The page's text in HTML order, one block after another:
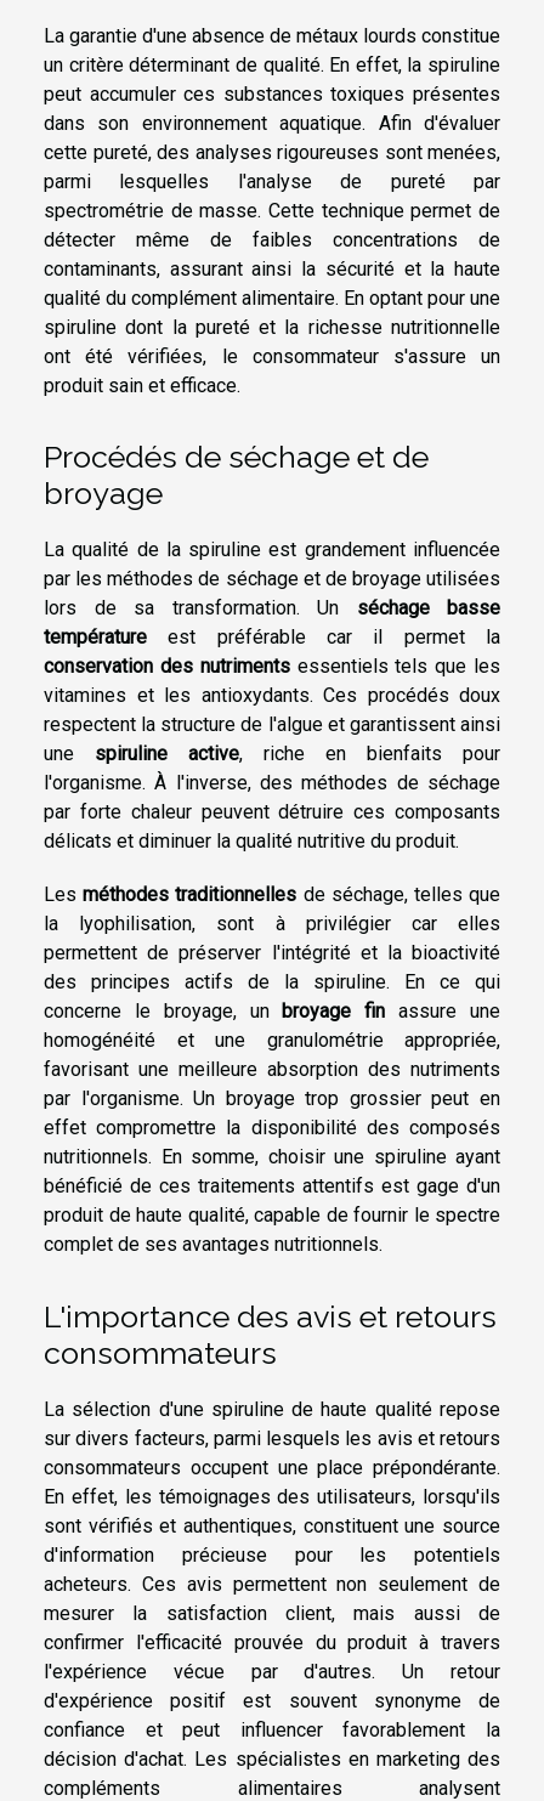
La garantie d'une absence de métaux lourds constitue
un critère déterminant de qualité. En effet, la spiruline
peut accumuler ces substances toxiques présentes
dans son environnement aquatique. Afin d'évaluer
cette pureté, des analyses rigoureuses sont menées,
parmi lesquelles l'analyse de pureté par
spectrométrie de masse. Cette technique permet de
détecter même de faibles concentrations de
contaminants, assurant ainsi la sécurité et la haute
qualité du complément alimentaire. En optant pour une
spiruline dont la pureté et la richesse nutritionnelle
ont été vérifiées, le consommateur s'assure un
produit sain et efficace.
Procédés de séchage et de
broyage
La qualité de la spiruline est grandement influencée
par les méthodes de séchage et de broyage utilisées
lors de sa transformation. Un séchage basse
température est préférable car il permet la
conservation des nutrimentsessentiels tels que les
vitamines et les antioxydants. Ces procédés doux
respectent la structure de l'algue et garantissent ainsi
une spiruline active, riche en bienfaits pour
l'organisme. À l'inverse, des méthodes de séchage
par forte chaleur peuvent détruire ces composants
délicats et diminuer la qualité nutritive du produit.
Lesméthodes traditionnelles de séchage, telles que
la lyophilisation, sont à privilégier car elles
permettent de préserver l'intégrité et la bioactivité
des principes actifs de la spiruline. En ce qui
concerne le broyage, un
broyage fin assure une
homogénéité et une granulométrie appropriée,
favorisant une meilleure absorption des nutriments
par l'organisme. Un broyage trop grossier peut en
effet compromettre la disponibilité des composés
nutritionnels. En somme, choisir une spiruline ayant
bénéficié de ces traitements attentifs est gage d'un
produit de haute qualité, capable de fournir le spectre
complet de ses avantages nutritionnels.
L'importance des avis et retours
consommateurs
La sélection d'une spiruline de haute qualité repose
sur divers facteurs, parmi lesquels les avis et retours
consommateurs occupent une place prépondérante.
En effet, les témoignages des utilisateurs, lorsqu'ils
sont vérifiés et authentiques, constituent une source
d'information précieuse pour les potentiels
acheteurs. Ces avis permettent non seulement de
mesurer la satisfaction client, mais aussi de
confirmer l'efficacité prouvée du produit à travers
l'expérience vécue par d'autres. Un retour
d'expérience positif est souvent synonyme de
confiance et peut influencer favorablement la
décision d'achat. Les spécialistes en marketing des
compléments alimentaires analysent